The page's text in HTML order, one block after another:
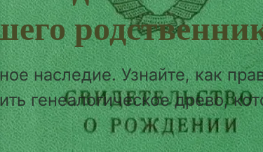
наследие. Узнайте, как
генеалогическое древо,